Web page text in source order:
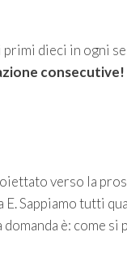
dieci in ogni
consecutive!
verso la
Sappiamo tutti
è: come si